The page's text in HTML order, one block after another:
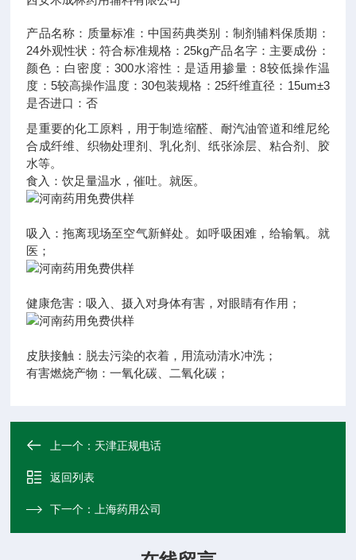
产品名称： 质量标准： 中国药典类别： 制剂辅料保质期：
24外观性状：符合标准规格： 25kg产品名字： 主要成份：
颜色： 白 密度：300水溶性： 是适用掺量：8较低操作温
度： 5较高操作温度： 30包装规格： 25纤维直径： 15um±3
是否进口：否
是重要的化工原料，用于制造缩醛、耐汽油管道和维尼纶
合成纤维、织物处理剂、乳化剂、纸张涂层、粘合剂、胶
水等。
食入：饮足量温水，催吐。就医。
吸入：拖离现场至空气新鲜处。如呼吸困难，给输氧。就
医；
健康危害：吸入、摄入对身体有害，对眼睛有作用；
皮肤接触：脱去污染的衣着，用流动清水冲洗；
有害燃烧产物：一氧化碳、二氧化碳；
上一个： 天津正规电话
返回列表
下一个： 上海药用公司